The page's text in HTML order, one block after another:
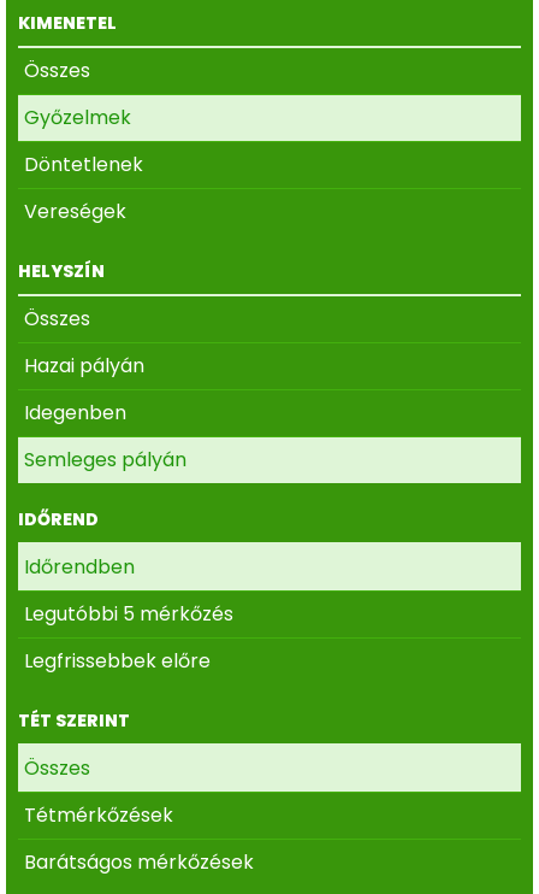
KIMENETEL
Összes
Győzelmek
Döntetlenek
Vereségek
HELYSZÍN
Összes
Hazai pályán
Idegenben
Semleges pályán
IDŐREND
Időrendben
Legutóbbi 5 mérkőzés
Legfrissebbek előre
TÉT SZERINT
Összes
Tétmérkőzések
Barátságos mérkőzések